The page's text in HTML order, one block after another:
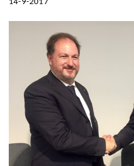
14-9-2017